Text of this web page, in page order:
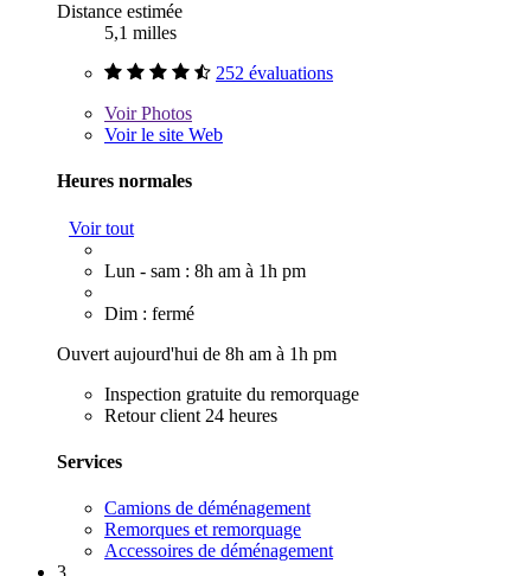
Distance estimée
5,1 milles
252 évaluations
VoirPhotos
Voir le site Web
Heures normales
Voir tout
Lun - sam : 8h am à 1h pm
Dim : fermé
Ouvert aujourd'hui de 8h am à 1h pm
Inspection gratuite du remorquage
Retour client 24 heures
Services
Camions de déménagement
Remorques et remorquage
Accessoires de déménagement